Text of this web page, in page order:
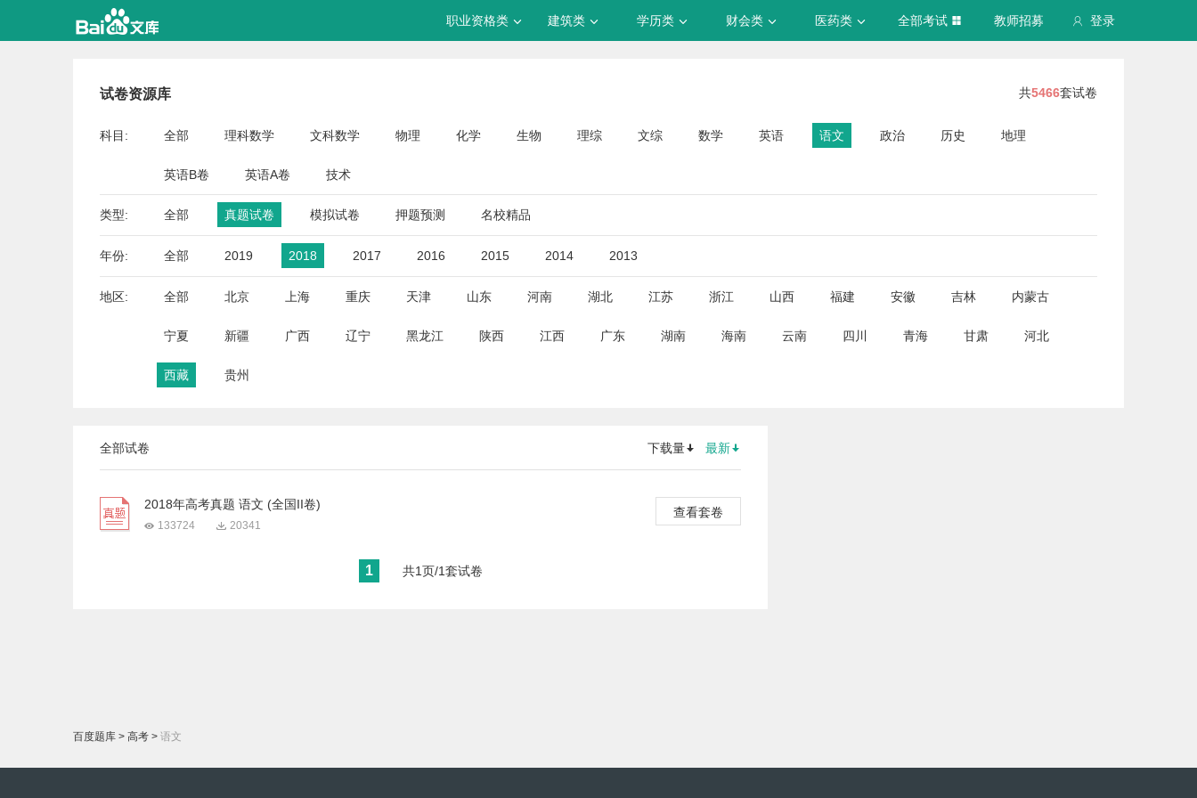
登录
职业资格类 建筑类 学历类 财会类 医药类 全部考试 教师招募
试卷资源库 共5466套试卷
科目: 全部 理科数学 文科数学 物理 化学 生物 理综 文综 数学 英语 语文 政治 历史 地理
英语B卷 英语A卷 技术
类型: 全部 真题试卷 模拟试卷 押题预测 名校精品
年份: 全部 2019 2018 2017 2016 2015 2014 2013
地区: 全部 北京 上海 重庆 天津 山东 河南 湖北 江苏 浙江 山西 福建 安徽 吉林 内蒙古
宁夏 新疆 广西 辽宁 黑龙江 陕西 江西 广东 湖南 海南 云南 四川 青海 甘肃 河北
西藏 贵州
全部试卷 下载量 最新
2018年高考真题 语文 (全国II卷)
133724 20341
查看套卷
1 共1页/1套试卷
百度题库 > 高考 > 语文